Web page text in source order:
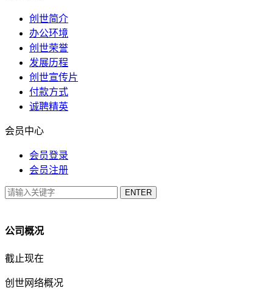
创世简介
办公环境
创世荣誉
发展历程
创世宣传片
付款方式
诚聘精英
会员中心
会员登录
会员注册
公司概况
截止现在
创世网络概况